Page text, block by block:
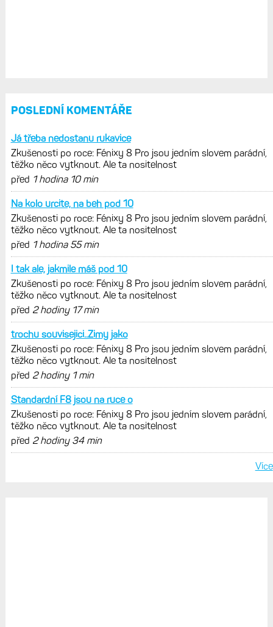
POSLEDNÍ KOMENTÁŘE
Já třeba nedostanu rukavice
Zkušenosti po roce: Fénixy 8 Pro jsou jedním slovem parádní,
těžko něco vytknout. Ale ta nositelnost
před 1 hodina 10 min
Na kolo urcite, na beh pod 10
Zkušenosti po roce: Fénixy 8 Pro jsou jedním slovem parádní,
těžko něco vytknout. Ale ta nositelnost
před 1 hodina 55 min
I tak ale, jakmile máš pod 10
Zkušenosti po roce: Fénixy 8 Pro jsou jedním slovem parádní,
těžko něco vytknout. Ale ta nositelnost
před 2 hodiny 17 min
trochu souvisejici..Zimy jako
Zkušenosti po roce: Fénixy 8 Pro jsou jedním slovem parádní,
těžko něco vytknout. Ale ta nositelnost
před 2 hodiny 1 min
Standardní F8 jsou na ruce o
Zkušenosti po roce: Fénixy 8 Pro jsou jedním slovem parádní,
těžko něco vytknout. Ale ta nositelnost
před 2 hodiny 34 min
Více